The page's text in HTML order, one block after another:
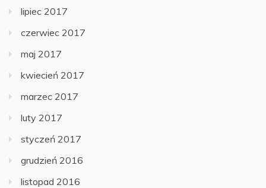
lipiec 2017
czerwiec 2017
maj 2017
kwiecień 2017
marzec 2017
luty 2017
styczeń 2017
grudzień 2016
listopad 2016